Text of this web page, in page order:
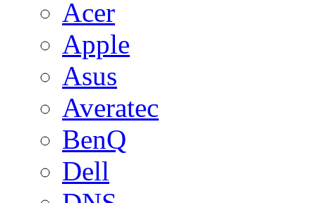
Acer
Apple
Asus
Averatec
BenQ
Dell